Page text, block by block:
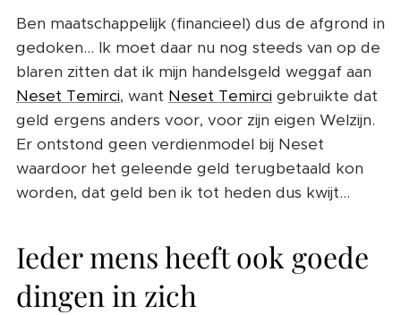
Ben maatschappelijk (financieel) dus de afgrond in
gedoken... Ik moet daar nu nog steeds van op de
blaren zitten dat ik mijn handelsgeld weggaf aan
Neset Temirci, want Neset Temirci gebruikte dat
geld ergens anders voor, voor zijn eigen Welzijn.
Er ontstond geen verdienmodel bij Neset
waardoor het geleende geld terugbetaald kon
worden, dat geld ben ik tot heden dus kwijt...
Ieder mens heeft ook goede
dingen in zich